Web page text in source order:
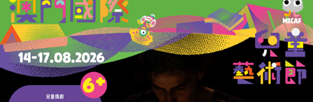
深港共建大灣區植物園
整合兩地資源推動生物多樣性保育
30/07/2026 34287